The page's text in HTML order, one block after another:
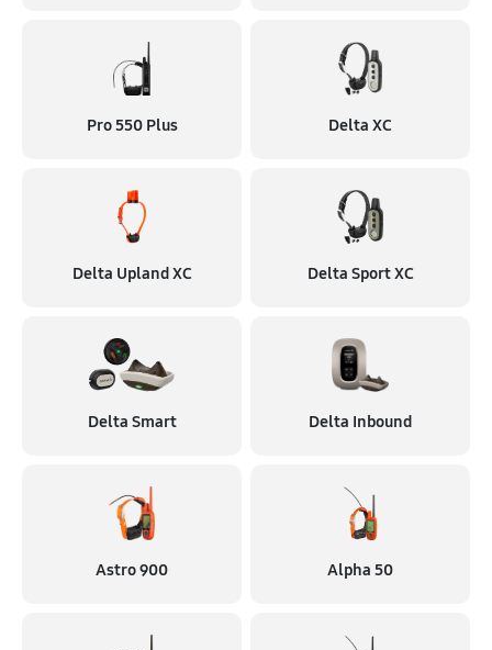
Pro 550 Plus Delta XC
Delta Upland XC Delta Sport XC
Delta Smart Delta Inbound
Astro 900 Alpha 50